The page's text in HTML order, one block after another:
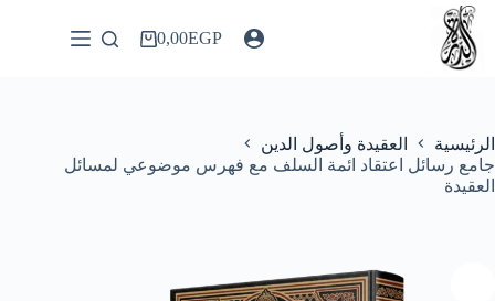
التجاوز
المحتوى
عربة0,00EGP
الرئيسية
العقيدة وأصول الدين
جامع رسائل اعتقاد ائمة السلف مع فهرس موضوعي لمسائل
العقيدة